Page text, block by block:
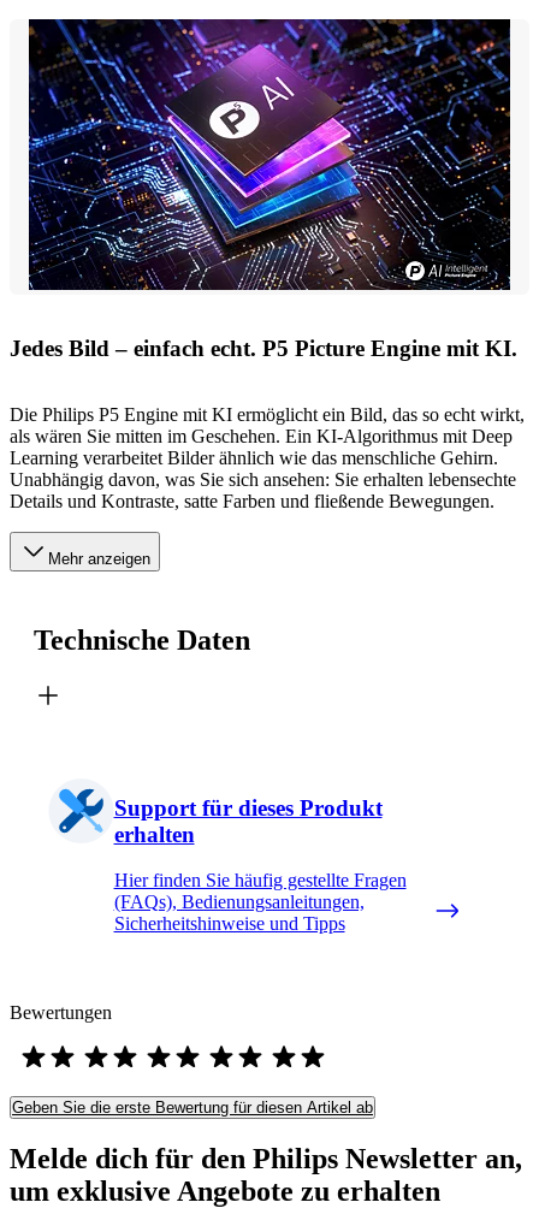
Jedes Bild – einfach echt. P5 Picture Engine mit KI.
Die Philips P5 Engine mit KI ermöglicht ein Bild, das so echt wirkt,
als wären Sie mitten im Geschehen. Ein KI-Algorithmus mit Deep
Learning verarbeitet Bilder ähnlich wie das menschliche Gehirn.
Unabhängig davon, was Sie sich ansehen: Sie erhalten lebensechte
Details und Kontraste, satte Farben und fließende Bewegungen.
Mehr anzeigen
Technische Daten
Support für dieses Produkt
erhalten
Hier finden Sie häufig gestellte Fragen
(FAQs), Bedienungsanleitungen,
Sicherheitshinweise und Tipps
Bewertungen
Geben Sie die erste Bewertung für diesen Artikel ab
Melde dich für den Philips Newsletter an,
um exklusive Angebote zu erhalten